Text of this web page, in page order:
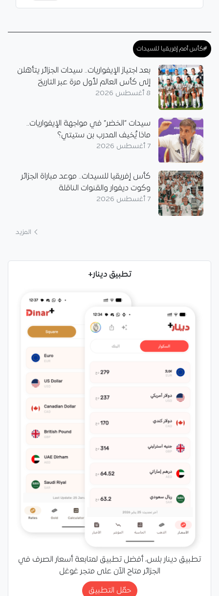
#كأس أمم إفريقيا للسيدات
بعد اجتياز الإيفواريات.. سيدات الجزائر يتأهلن
إلى كأس العالم لأول مرة عبر التاريخ
8 أغسطس 2026
سيدات “الخضر” في مواجهة الإيفواريات..
ماذا يُخيف المدرب بن ستيتي؟
7 أغسطس 2026
كأس إفريقيا للسيدات.. موعد مباراة الجزائر
وكوت ديفوار والقنوات الناقلة
7 أغسطس 2026
المزيد
تطبيق دينار+
تطبيق دينار بلس، أفضل تطبيق لمتابعة أسعار الصرف في
الجزائر متاح الآن على متجر غوغل
حمّل التطبيق